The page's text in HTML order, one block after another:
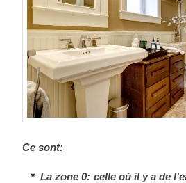
Ce sont:
* La zone 0: celle où il y a de